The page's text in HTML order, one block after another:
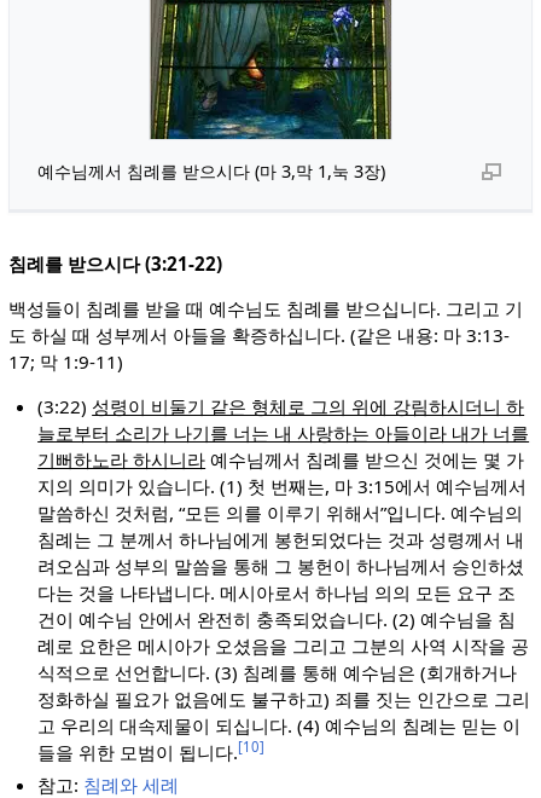
예수님께서 침례를 받으시다 (마 3,막 1,눅 3장)
침례를 받으시다 (3:21-22)
백성들이 침례를 받을 때 예수님도 침례를 받으십니다. 그리고 기
도 하실 때 성부께서 아들을 확증하십니다. (같은 내용: 마 3:13-
17; 막 1:9-11)
(3:22) 성령이 비둘기 같은 형체로 그의 위에 강림하시더니 하
늘로부터 소리가 나기를 너는 내 사랑하는 아들이라 내가 너를
기뻐하노라 하시니라 예수님께서 침례를 받으신 것에는 몇 가
지의 의미가 있습니다. (1) 첫 번째는, 마 3:15에서 예수님께서
말씀하신 것처럼, “모든 의를 이루기 위해서”입니다. 예수님의
침례는 그 분께서 하나님에게 봉헌되었다는 것과 성령께서 내
려오심과 성부의 말씀을 통해 그 봉헌이 하나님께서 승인하셨
다는 것을 나타냅니다. 메시아로서 하나님 의의 모든 요구 조
건이 예수님 안에서 완전히 충족되었습니다. (2) 예수님을 침
례로 요한은 메시아가 오셨음을 그리고 그분의 사역 시작을 공
식적으로 선언합니다. (3) 침례를 통해 예수님은 (회개하거나
정화하실 필요가 없음에도 불구하고) 죄를 짓는 인간으로 그리
고 우리의 대속제물이 되십니다. (4) 예수님의 침례는 믿는 이
들을 위한 모범이 됩니다.[10]
참고: 침례와 세례